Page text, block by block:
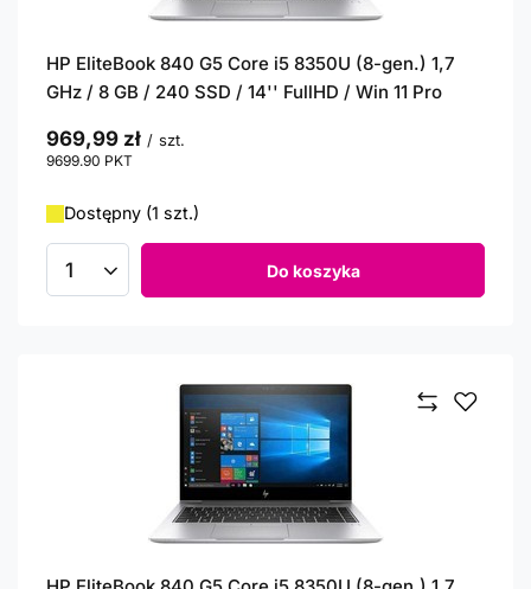
HP EliteBook 840 G5 Core i5 8350U (8-gen.) 1,7
GHz / 8 GB / 240 SSD / 14'' FullHD / Win 11 Pro
969,99 zł / szt.
9699.90 PKT
Dostępny (1 szt.)
Ilość produktów Do koszyka